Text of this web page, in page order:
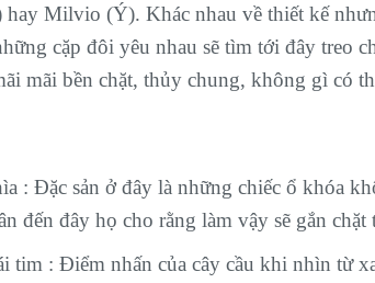
Milvio (Ý). Khác nhau về thiết kế
cặp đôi yêu nhau sẽ tìm tới đây treo
mãi bền chặt, thủy chung, không gì có
: Đặc sản ở đây là những chiếc ổ khóa
đến đây họ cho rằng làm vậy sẽ gắn chặt
tim : Điểm nhấn của cây cầu khi nhìn từ